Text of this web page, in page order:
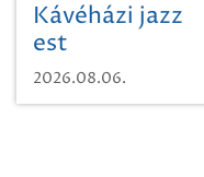
Kávéházi jazz
est
2026.08.06.